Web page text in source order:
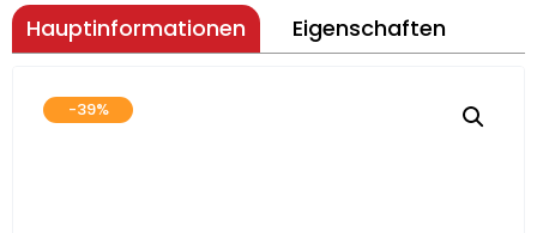
Hauptinformationen Eigenschaften
-39%